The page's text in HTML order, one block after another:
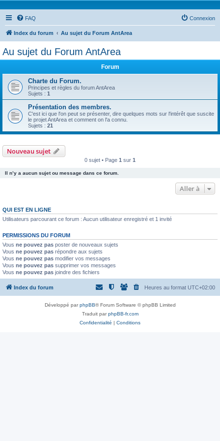
FAQ Connexion
Index du forum Au sujet du Forum AntArea
Au sujet du Forum AntArea
Forum
Charte du Forum.
Principes et règles du forum AntArea
Sujets : 1
Présentation des membres.
C'est ici que l'on peut se présenter, dire quelques mots sur l'intérêt que suscite
le projet AntArea et comment on l'a connu.
Sujets : 21
Nouveau sujet
0 sujet • Page 1 sur 1
Il n’y a aucun sujet ou message dans ce forum.
Aller à
QUI EST EN LIGNE
Utilisateurs parcourant ce forum : Aucun utilisateur enregistré et 1 invité
PERMISSIONS DU FORUM
Vous ne pouvez pas poster de nouveaux sujets
Vous ne pouvez pas répondre aux sujets
Vous ne pouvez pas modifier vos messages
Vous ne pouvez pas supprimer vos messages
Vous ne pouvez pas joindre des fichiers
Index du forum Heures au format UTC+02:00
Développé parphpBB® Forum Software © phpBB Limited
Traduit parphpBB-fr.com
Confidentialité | Conditions